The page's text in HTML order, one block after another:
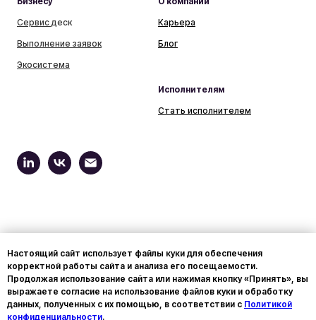
Сервис деск
Выполнение заявок
Экосистема
Карьера
Блог
Исполнителям
Стать исполнителем
Вы принимаете условияПолитики обработки персональных
данных,Политики конфиденциальностииПользовательского
соглашения
каждый раз, когда оставляете свои данные в
любой форме обратной связи на сайте wowworks.ru.
ООО "ВВТЕХ", юридический адрес: 125171, Российская
Настоящий сайт использует файлы куки для обеспечения
корректной работы сайта и анализа его посещаемости.
Продолжая использование сайта или нажимая кнопку «Принять», вы
выражаете согласие на использование файлов куки и обработку
данных, полученных с их помощью, в соответствии с Политикой
конфиденциальности.